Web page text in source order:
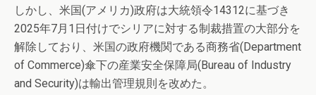
しかし、米国(アメリカ)政府は大統領令14312に基づき
2025年7月1日付けでシリアに対する制裁措置の大部分を
解除しており、米国の政府機関である商務省(Department
of Commerce)傘下の産業安全保障局(Bureau of Industry
and Security)は輸出管理規則を改めた。